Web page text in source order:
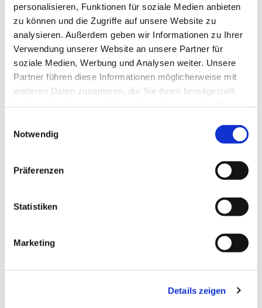
personalisieren, Funktionen für soziale Medien anbieten
zu können und die Zugriffe auf unsere Website zu
analysieren. Außerdem geben wir Informationen zu Ihrer
Verwendung unserer Website an unsere Partner für
soziale Medien, Werbung und Analysen weiter. Unsere
Partner führen diese Informationen möglicherweise mit
weiteren Daten zusammen, die Sie ihnen bereitgestellt
Notwendig
Präferenzen
Statistiken
Marketing
Details zeigen
Erfahrungen zeigen, dass
Menschen sich nicht
notwendigerweise an ihre
Gemeinde oder an eine
Pfarrperson wenden
möchten. Deshalb
benennen wir neben der
landeskirchlichen
Vertrauenspersonen im
Ansprechpartnerin und
Betroffene, Angehörige
sich um fachlich geeignete
weisungsunabhängig
Mobil:0175 4172681
Mail:
gitta.werring@ekvw.de